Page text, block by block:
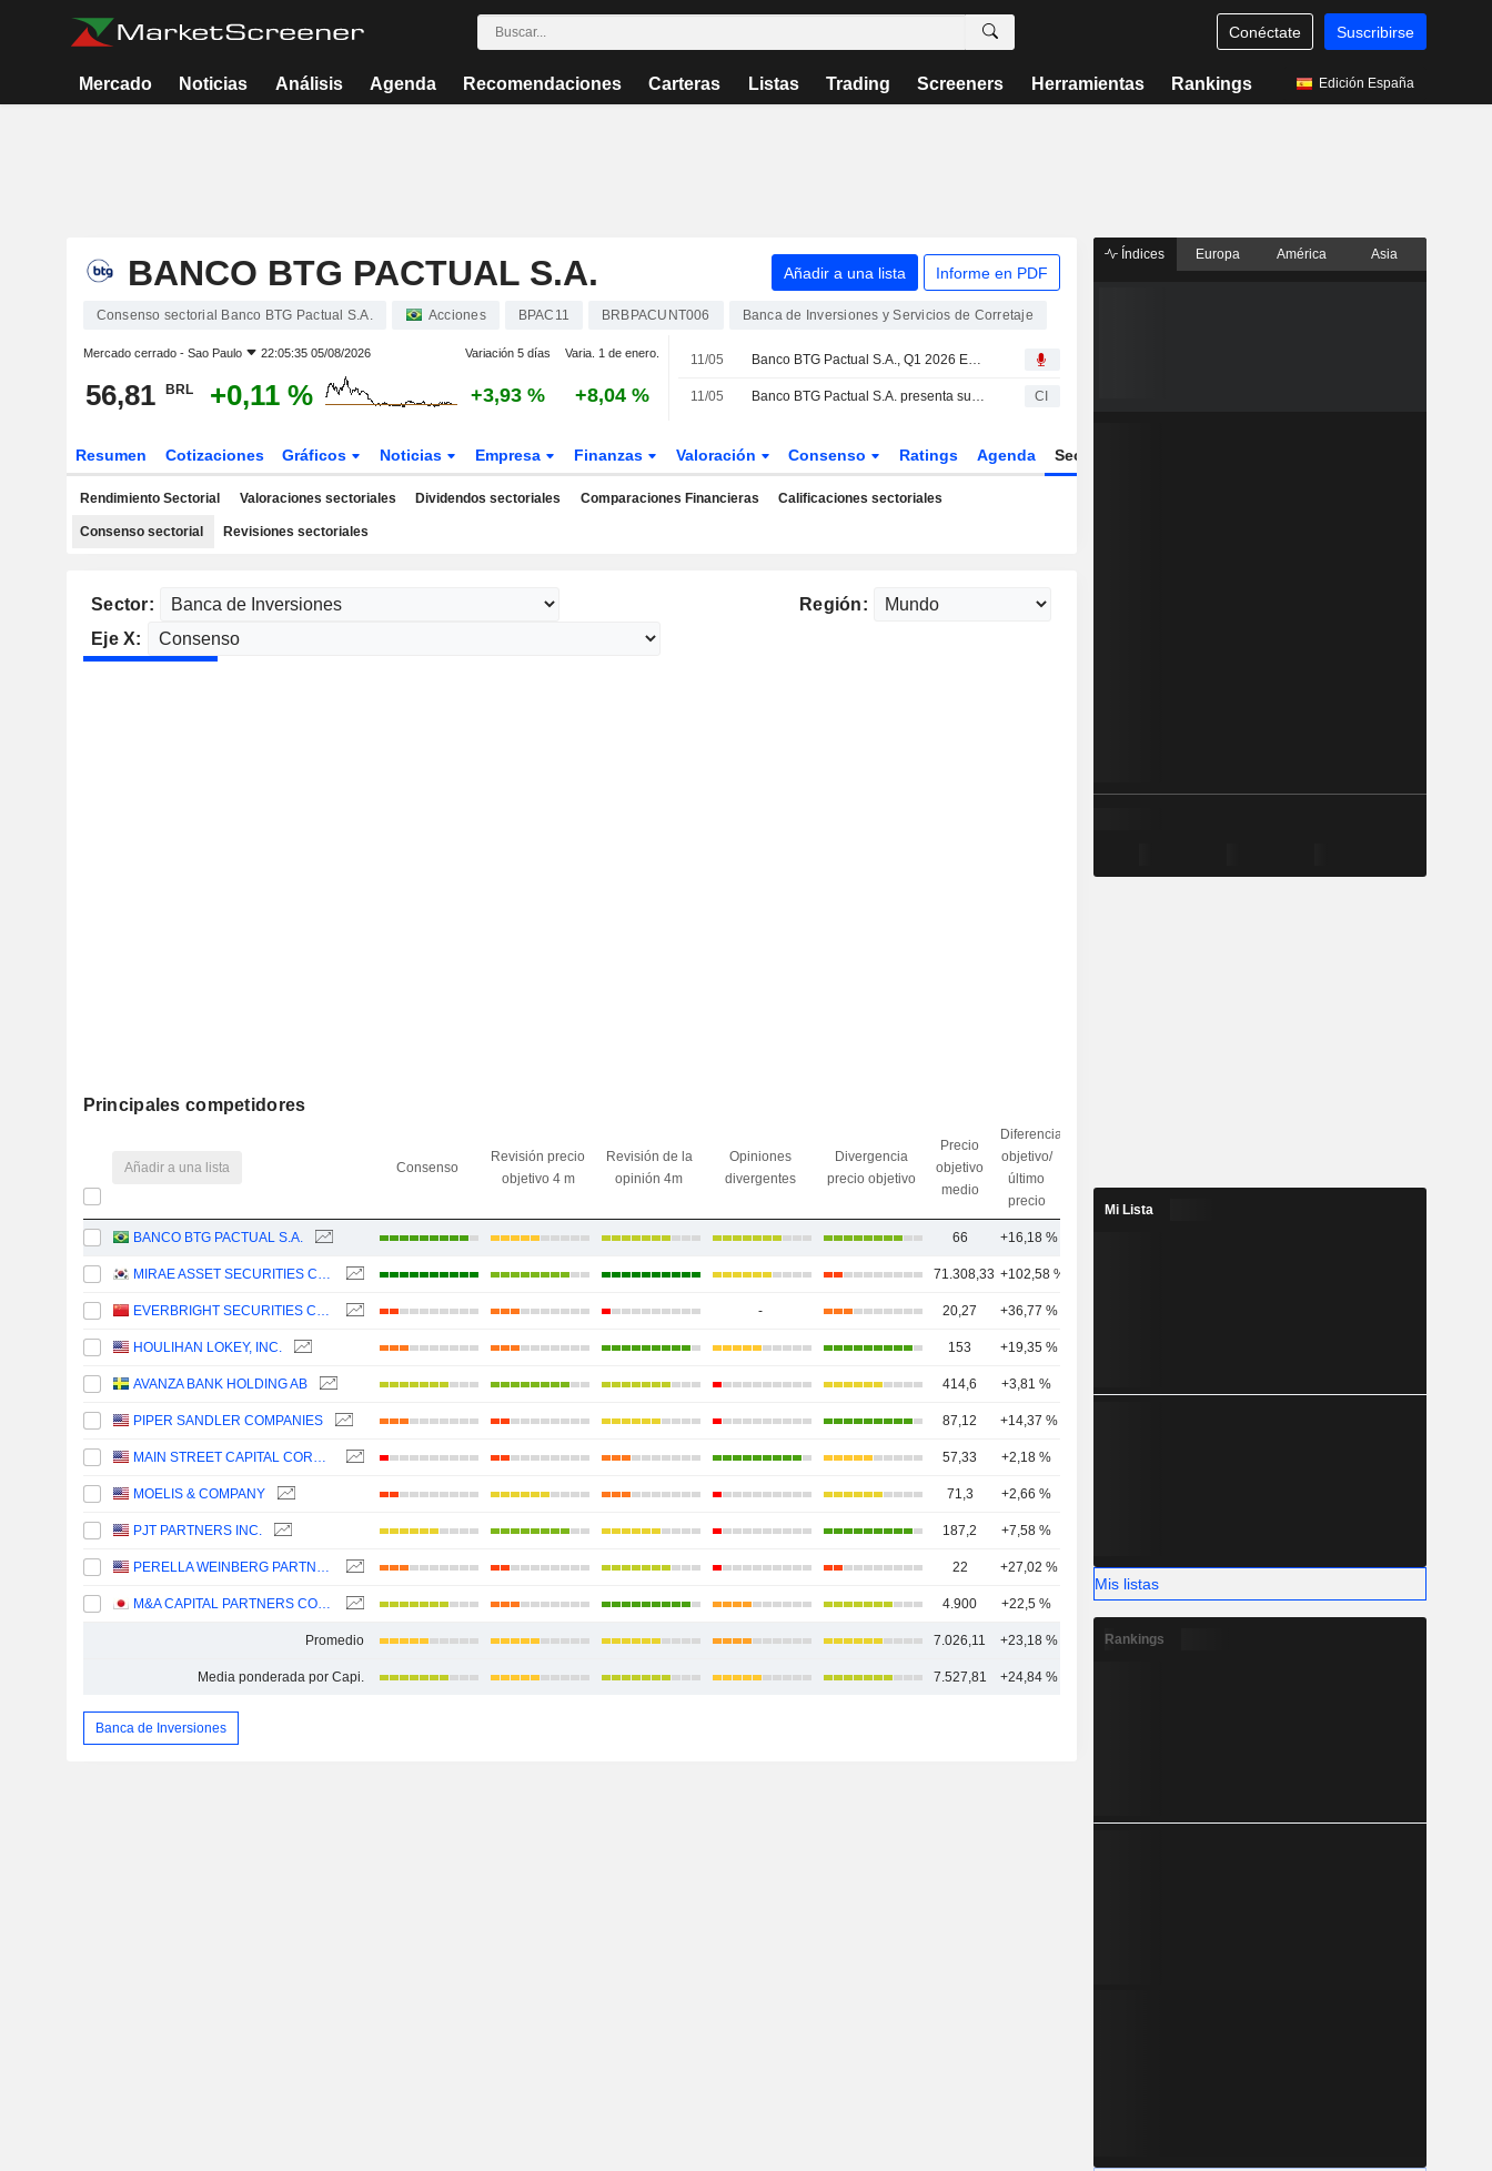
Conéctate Suscribirse
Mercado Noticias Análisis Agenda Recomendaciones Carteras Listas Trading Screeners Herramientas Rankings Edición España
BANCO BTG PACTUAL S.A. Añadir a una lista Informe en PDF
Consenso sectorial Banco BTG Pactual S.A. Acciones BPAC11 BRBPACUNT006 Banca de Inversiones y Servicios de Corretaje
Mercado cerrado - Sao Paulo 22:05:35 05/08/2026 Variación 5 días Varia. 1 de enero.
56,81 BRL +0,11 % +3,93 % +8,04 %
11/05 Banco BTG Pactual S.A., Q1 2026 Earnings Call, May 11, 2026
11/05 Banco BTG Pactual S.A. presenta sus resultados financieros del primer trimestre finalizado el 31 de marzo de 2026 CI
Resumen Cotizaciones Gráficos Noticias Empresa Finanzas Valoración Consenso Ratings Agenda Sector
Rendimiento Sectorial Valoraciones sectoriales Dividendos sectoriales Comparaciones Financieras Calificaciones sectoriales
Consenso sectorial Revisiones sectoriales
Sector:
Región:
Eje X:
Principales competidores
Añadir a una lista Consenso
Revisión precio
objetivo 4 m
Revisión de la
opinión 4m
Opiniones
divergentes
Divergencia
precio objetivo
Precio
objetivo
medio
Diferencia
objetivo/
último
precio
BANCO BTG PACTUAL S.A. 66 +16,18 %
MIRAE ASSET SECURITIES CO., LTD. 71.308,33 +102,58 %
EVERBRIGHT SECURITIES COMPANY LIMITED - 20,27 +36,77 %
HOULIHAN LOKEY, INC. 153 +19,35 %
AVANZA BANK HOLDING AB 414,6 +3,81 %
PIPER SANDLER COMPANIES 87,12 +14,37 %
MAIN STREET CAPITAL CORPORATION 57,33 +2,18 %
MOELIS & COMPANY 71,3 +2,66 %
PJT PARTNERS INC. 187,2 +7,58 %
PERELLA WEINBERG PARTNERS 22 +27,02 % 4
M&A CAPITAL PARTNERS CO.,LTD. 4.900 +22,5 % 3
Promedio 7.026,11 +23,18 %
Media ponderada por Capi. 7.527,81 +24,84 %
Banca de Inversiones
Índices Europa América Asia
Mi Lista
Mis listas
Rankings